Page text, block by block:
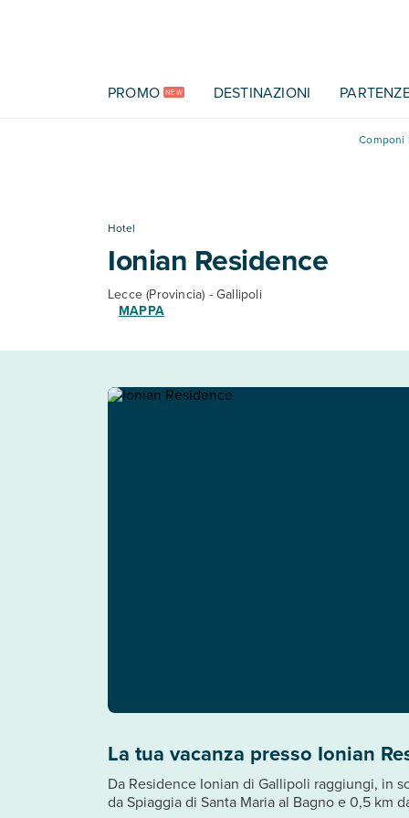
PROMO NEW DESTINAZIONI
Componi
Hotel
Ionian Residence
Lecce (Provincia) - Gallipoli
MAPPA
La tua vacanza presso Ionian
Da Residence Ionian di Gallipoli raggiungi, in
da Spiaggia di Santa Maria al Bagno e 0,5 km